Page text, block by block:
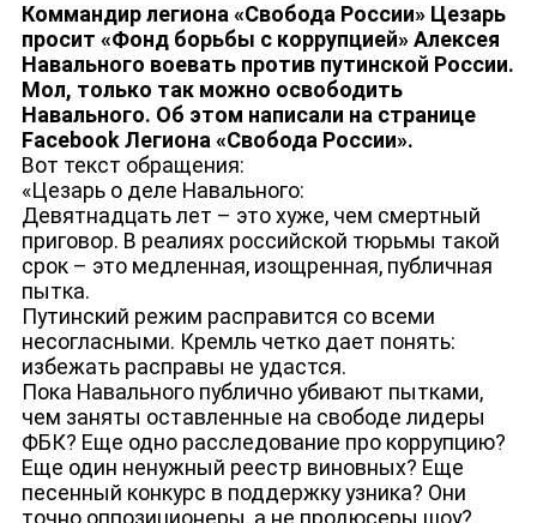
Коммандир легиона «Свобода России» Цезарь
просит «Фонд борьбы с коррупцией» Алексея
Навального воевать против путинской России.
Мол, только так можно освободить
Навального. Об этом написали на странице
FacebookЛегиона «Свобода России».
Вот текст обращения:
«Цезарь о деле Навального:
Девятнадцать лет – это хуже, чем смертный
приговор. В реалиях российской тюрьмы такой
срок – это медленная, изощренная, публичная
пытка.
Путинский режим расправится со всеми
несогласными. Кремль четко дает понять:
избежать расправы не удастся.
Пока Навального публично убивают пытками,
чем заняты оставленные на свободе лидеры
ФБК? Еще одно расследование про коррупцию?
Еще один ненужный реестр виновных? Еще
песенный конкурс в поддержку узника? Они